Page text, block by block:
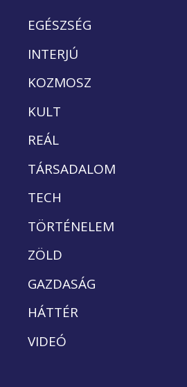
EGÉSZSÉG
INTERJÚ
KOZMOSZ
KULT
REÁL
TÁRSADALOM
TECH
TÖRTÉNELEM
ZÖLD
GAZDASÁG
HÁTTÉR
VIDEÓ